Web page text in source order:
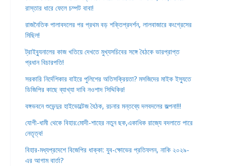
রাস্তার ধারে ফেলে চম্পট বাবা!
রাজনৈতিক পালাবদলের পর প্রথম বড় শক্তিপ্রদর্শন, লালবাজারে কংগ্রেসের
মিছিল!
ট্রাইব্যুনালের কাজ খতিয়ে দেখতে মুখ্যসচিবের সঙ্গে বৈঠকে ভারপ্রাপ্ত
প্রধান বিচারপতি!
সরকারি নির্দেশিকার বাইরে পুলিশের অতিসক্রিয়তা? মসজিদের মাইক ইস্যুতে
ডিজিপির কাছে ব্যাখ্যা দাবি নওশাদ সিদ্দিকির!
বঙ্গভবনে শুভেন্দুর হাইভোল্টেজ বৈঠক, রচনার মন্তব্যে দলবদলের জল্পনা!!!
যোগী-ধামী থেকে বিহার:মোদী-শাহের নতুন ছক,একাধিক রাজ্যে বদলাতে পারে
নেতৃত্ব!
বিহার-মধ্যপ্রদেশে বিজেপির ধাক্কা: যুব-ক্ষোভের প্রতিফলন, নাকি ২০২৯-
এর আগাম বার্তা?